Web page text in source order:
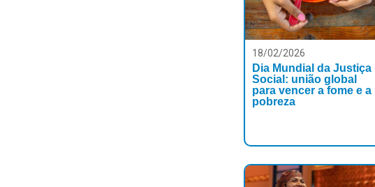
18/02/2026
Dia Mundial da Justiça
Social: união global
para vencer a fome e a
pobreza